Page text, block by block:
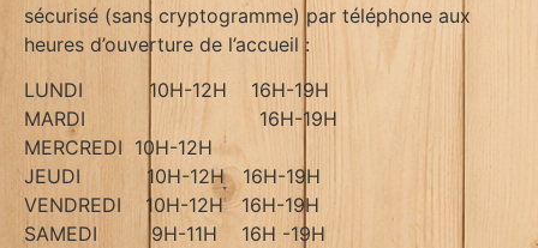
sécurisé (sans cryptogramme) par téléphone aux
heures d’ouverture de l’accueil :
LUNDI 10H-12H 16H-19H
MARDI 16H-19H
MERCREDI 10H-12H
JEUDI 10H-12H 16H-19H
VENDREDI 10H-12H 16H-19H
SAMEDI 9H-11H 16H -19H